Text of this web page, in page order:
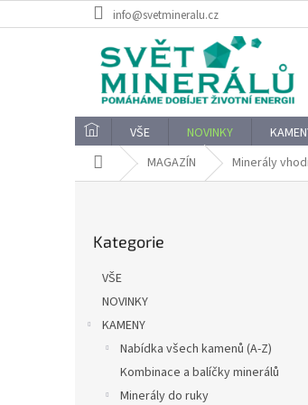
na
info@svetmineralu.cz
VŠE NOVINKY
Domů MAGAZÍN Minerály
kategorie
Kategorie
VŠE
NOVINKY
KAMENY
Nabídka všech kamenů (A-Z)
Kombinace a balíčky minerálů
Minerály do ruky